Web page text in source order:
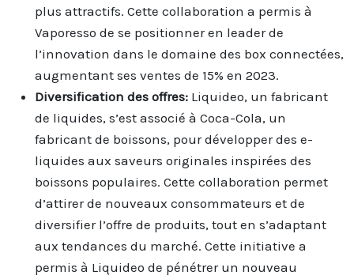
plus attractifs. Cette collaboration a permis à
Vaporesso de se positionner en leader de
l’innovation dans le domaine des box connectées,
augmentant ses ventes de 15% en 2023.
Diversification des offres: Liquideo, un fabricant
de liquides, s’est associé à Coca-Cola, un
fabricant de boissons, pour développer des e-
liquides aux saveurs originales inspirées des
boissons populaires. Cette collaboration permet
d’attirer de nouveaux consommateurs et de
diversifier l’offre de produits, tout en s’adaptant
aux tendances du marché. Cette initiative a
permis à Liquideo de pénétrer un nouveau